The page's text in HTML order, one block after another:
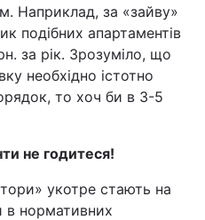
Наприклад, за «зайву»
подібних апартаментів
за рік. Зрозуміло, що
необхідно істотно
то хоч би в 3-5
не годитеся!
укотре стають на
в нормативних